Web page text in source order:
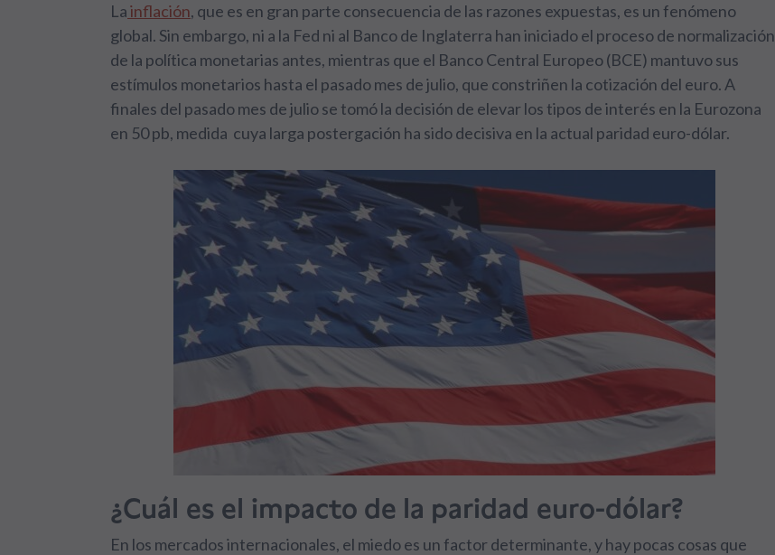
Lainflación, que es en gran parte consecuencia de las razones expuestas, es un fenómeno
global. Sin embargo, ni a la Fed ni al Banco de Inglaterra han iniciado el proceso de normalización
de la política monetarias antes, mientras que el Banco Central Europeo (BCE) mantuvo sus
estímulos monetarios hasta el pasado mes de julio, que constriñen la cotización del euro. A
finales del pasado mes de julio se tomó la decisión de elevar los tipos de interés en la Eurozona
en 50 pb, medida cuya larga postergación ha sido decisiva en la actual paridad euro-dólar.
¿Cuál es el impacto de la paridad euro-dólar?
En los mercados internacionales, el miedo es un factor determinante, y hay pocas cosas que